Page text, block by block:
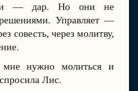
— дар. Но они не
Управляет —
совесть, через молитву,
нужно молиться и
Лис.